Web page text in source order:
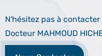
N'hésitez pas à
Docteur MAHMOUD